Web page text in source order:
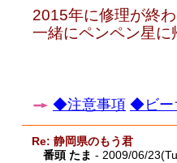
2015年に修理が終
一緒にペンペン星
◆注意事項 ◆ビー
Re: 静岡県のもう君
番頭 たま - 2009/06/